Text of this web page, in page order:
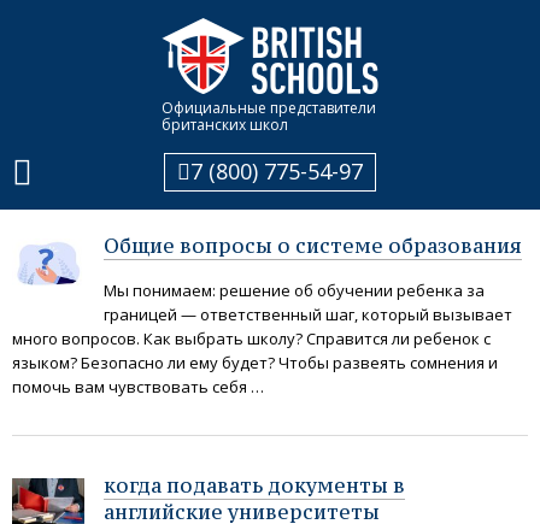
Официальные представители
британских школ
7 (800) 775-54-97
Вопросы / Ответы
Вопросы / Ответы
Общие вопросы о системе образования
Мы понимаем: решение об обучении ребенка за
границей — ответственный шаг, который вызывает
много вопросов. Как выбрать школу? Справится ли ребенок с
языком? Безопасно ли ему будет? Чтобы развеять сомнения и
помочь вам чувствовать себя …
когда подавать документы в
английские университеты